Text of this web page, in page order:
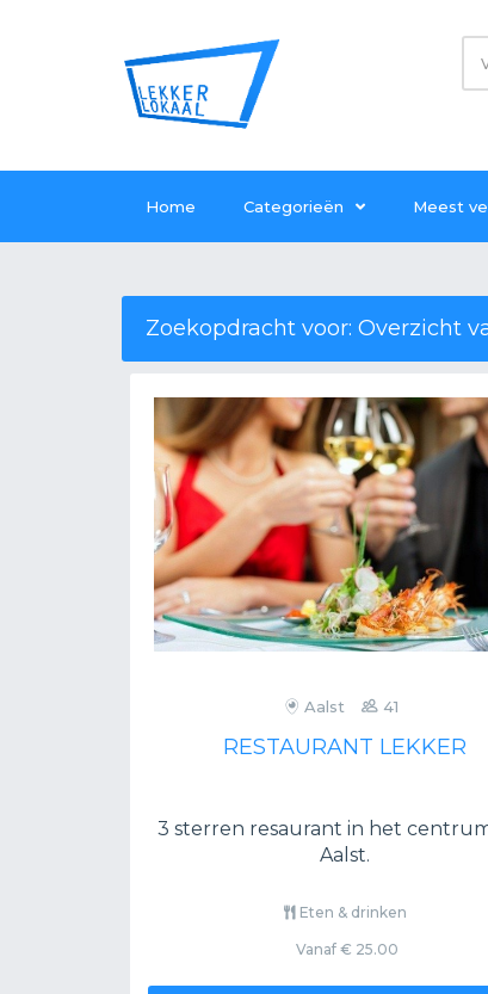
Home Categorieën Meest
Zoekopdracht voor: Overzicht
Aalst 41
RESTAURANT LEKKER
3 sterren resaurant in het
Aalst.
Eten & drinken
Vanaf € 25.00